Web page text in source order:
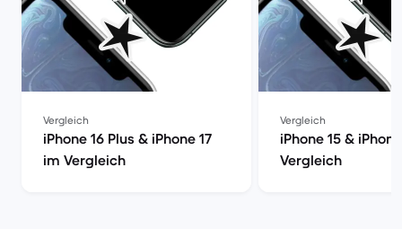
Vergleich
iPhone 16 Plus & iPhone 17
im Vergleich
Vergleich
iPhone 15 &
Vergleich